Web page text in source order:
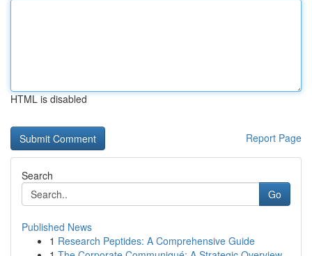
HTML is disabled
Report Page
Search
Go
Published News
1 Research Peptides: A Comprehensive Guide